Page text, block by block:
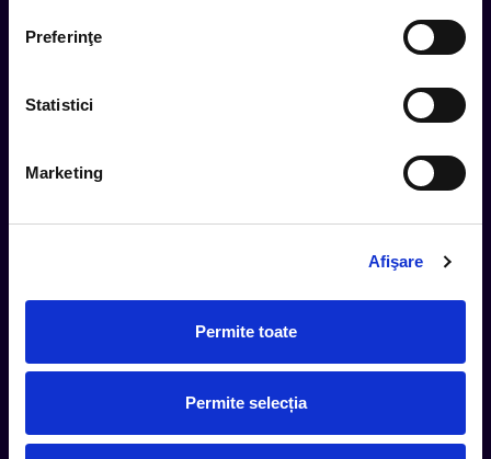
Preferinţe
Statistici
Marketing
Afişare
Permite toate
Permite selecția
Metode plata
Magazine partenere
Termeni si Conditii
Politica Confidentialitate